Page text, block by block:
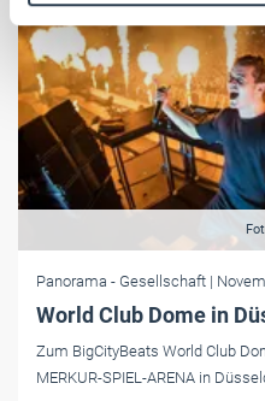
Weitere Informationen:
Panorama - Gesellschaft |
World Club Dome in
Zum BigCityBeats World Club
MERKUR-SPIEL-ARENA in